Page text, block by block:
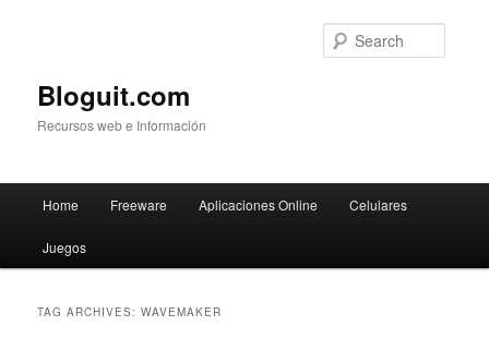
Bloguit.com
Recursos web e Información
Skip
to
Skip
to
Home Freeware Aplicaciones Online Celulares
Juegos
TAG ARCHIVES:WAVEMAKER